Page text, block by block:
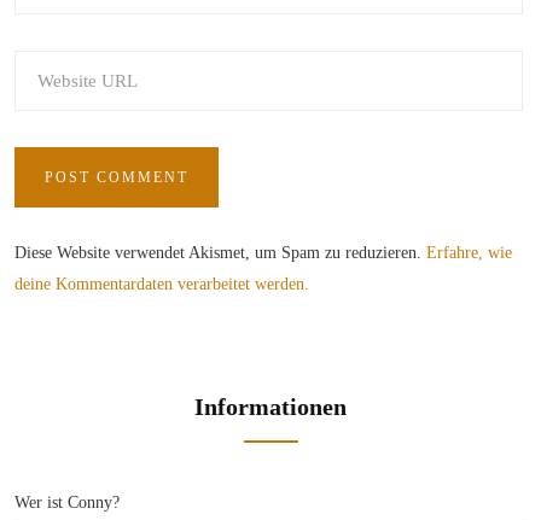
Diese Website verwendet Akismet, um Spam zu reduzieren. Erfahre, wie
deine Kommentardaten verarbeitet werden.
Informationen
Wer ist Conny?